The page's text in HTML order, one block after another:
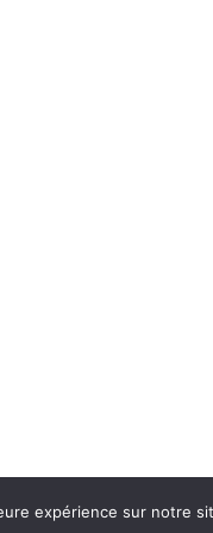
expérience sur notre